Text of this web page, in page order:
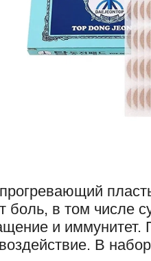
боль, в том числе
и иммунитет.
В